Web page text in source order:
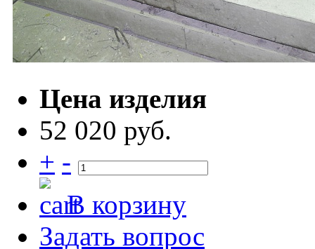
Цена изделия
52 020 руб.
+ -
В корзину
Задать вопрос